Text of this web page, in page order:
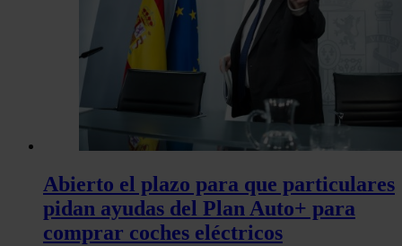
Las cookies de este sitio web se usan para personalizar el
y los anuncios, ofrecer funciones de redes sociales y
tráfico. Además, compartimos información sobre el uso que
sitio web con nuestros partners de redes sociales,
análisis web, quienes pueden combinarla con otra
haya proporcionado o que hayan recopilado a partir del uso
hecho de sus servicios.
Abierto el plazo para que particulares
pidan ayudas del Plan Auto+ para
comprar coches eléctricos